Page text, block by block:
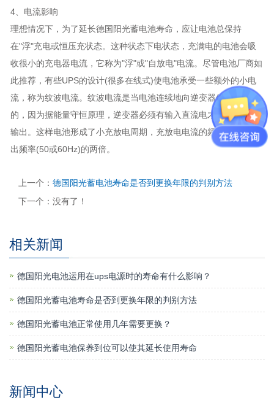
4、电流影响
理想情况下，为了延长德国阳光蓄电池寿命，应让电池总保持
在"浮"充电或恒压充状态。这种状态下电状态，充满电的电池会吸
收很小的充电器电流，它称为"浮"或"自放电"电流。尽管电池厂商如
此推荐，有些UPS的设计(很多在线式)使电池承受一些额外的小电
流，称为纹波电流。纹波电流是当电池连续地向逆变器供电时产生
的，因为据能量守恒原理，逆变器必须有输入直流电才能产生交流
输出。这样电池形成了小充放电周期，充放电电流的频率是UPS输
出频率(50或60Hz)的两倍。
上一个： 德国阳光蓄电池寿命是否到更换年限的判别方法
下一个：没有了！
相关新闻
德国阳光电池运用在ups电源时的寿命有什么影响？
德国阳光蓄电池寿命是否到更换年限的判别方法
德国阳光蓄电池正常使用几年需要更换？
德国阳光蓄电池保养到位可以使其延长使用寿命
新闻中心